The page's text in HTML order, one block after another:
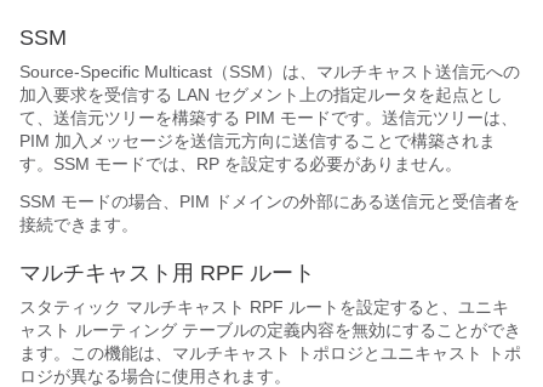
SSM
Source-Specific Multicast（SSM）は、マルチキャスト送信元への
加入要求を受信する LAN セグメント上の指定ルータを起点とし
て、送信元ツリーを構築する PIM モードです。送信元ツリーは、
PIM 加入メッセージを送信元方向に送信することで構築されま
す。SSM モードでは、RP を設定する必要がありません。
SSM モードの場合、PIM ドメインの外部にある送信元と受信者を
接続できます。
マルチキャスト用 RPF ルート
スタティック マルチキャスト RPF ルートを設定すると、ユニキ
ャスト ルーティング テーブルの定義内容を無効にすることができ
ます。この機能は、マルチキャスト トポロジとユニキャスト トポ
ロジが異なる場合に使用されます。